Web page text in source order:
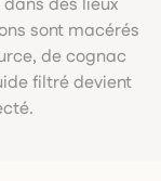
sont macérés
de cognac
filtré devient